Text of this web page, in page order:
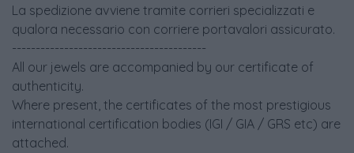
La spedizione avviene tramite corrieri specializzati e
qualora necessario con corriere portavalori assicurato.
-----------------------------------------
All our jewels are accompanied by our certificate of
authenticity.
Where present, the certificates of the most prestigious
international certification bodies (IGI / GIA / GRS etc) are
attached.